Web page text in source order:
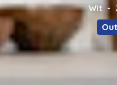
Wit